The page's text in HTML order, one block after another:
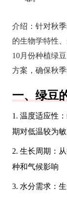
介绍： 针对秋
的生物学特性
10月份种植绿
方案，确保秋
一、绿豆
1. 温度适应性
期对低温较为
2. 生长周期：
种和气候影响
3. 水分需求：